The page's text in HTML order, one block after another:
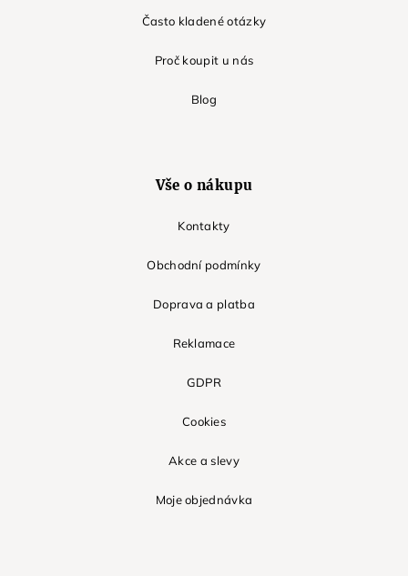
Často kladené otázky
Proč koupit u nás
Blog
Vše o nákupu
Kontakty
Obchodní podmínky
Doprava a platba
Reklamace
GDPR
Cookies
Akce a slevy
Moje objednávka